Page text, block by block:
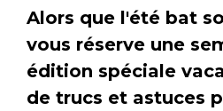
Alors que l'été bat
vous réserve une
édition spéciale
de trucs et astuces